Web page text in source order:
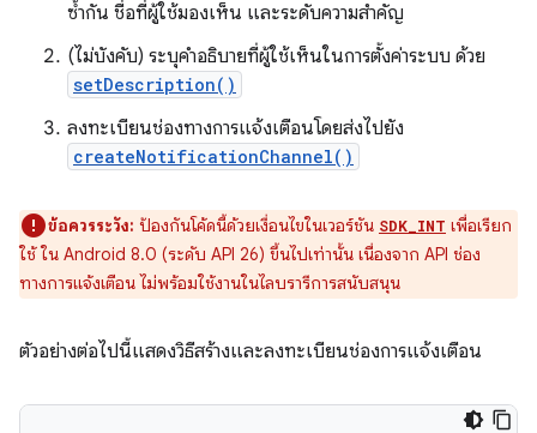
ซ้ำกัน ชื่อที่ผู้ใช้มองเห็น และระดับความสำคัญ
(ไม่บังคับ) ระบุคำอธิบายที่ผู้ใช้เห็นในการตั้งค่าระบบ ด้วย
setDescription()
ลงทะเบียนช่องทางการแจ้งเตือนโดยส่งไปยัง
createNotificationChannel()
ข้อควรระวัง: ป้องกันโค้ดนี้ด้วยเงื่อนไขในเวอร์ชัน SDK_INT เพื่อเรียก
ใช้ ใน Android 8.0 (ระดับ API 26) ขึ้นไปเท่านั้น เนื่องจาก API ช่อง
ทางการแจ้งเตือน ไม่พร้อมใช้งานในไลบรารีการสนับสนุน
ตัวอย่างต่อไปนี้แสดงวิธีสร้างและลงทะเบียนช่องการแจ้งเตือน